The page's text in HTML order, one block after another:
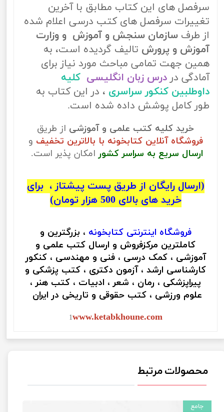
سرفصل های این کتاب مطابق با آخرین
تغییرات سرفصل های کتب درسی اعلام شده
از طرف سازمان سنجش و آموزش و وزارت
آموزش و پرورش تالیف گردیده است، به
همین جهت تمامی مباحث مورد نیاز برای
آمادگی در درس زبان انگلیسی کلیه
داوطلبین کنکور سراسری ، در این کتاب به
طور کامل پوشش داده شده است.
خرید کلیه کتب علمی و آموزشی از طریق
فروشگاه آنلاین کتابخونه با بالاترین تخفیف و
ارسال سریع به سراسر کشور امکان پذیر است.
(ارسال رایگان از طریق پست پیشتاز ، برای
خرید های بالای 500 هزار تومان)
فروشگاه اینترنتی کتابخونه ، بزرگترین و
کاملترین مرکزفروش و ارسال کتب علمی و
آموزشی ، کمک درسی ، فنی و مهندسی ، کنکور
کارشناسی ارشد ، آزمون دکتری ، کتب پزشکی و
پیراپزشکی ، رمان ، شعر ، ادبیات ، کتب هنر ،
علوم ورزشی ، کتب حقوقی و تاریخی در ایران
1www.ketabkhoune.com
محصولات مرتبط
جامع